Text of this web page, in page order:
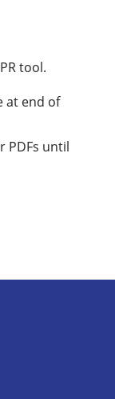
tool.
at end of
PDFs until